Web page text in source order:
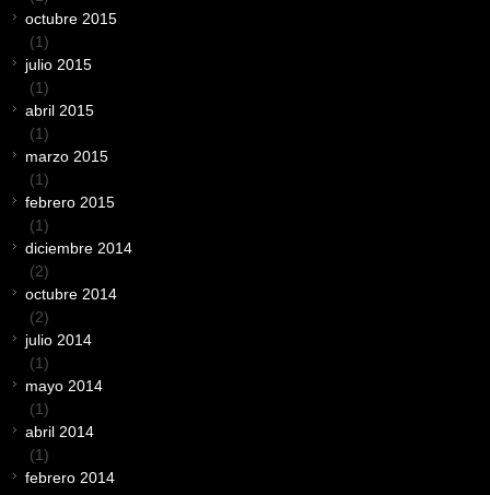
octubre 2015
(1)
julio 2015
(1)
abril 2015
(1)
marzo 2015
(1)
febrero 2015
(1)
diciembre 2014
(2)
octubre 2014
(2)
julio 2014
(1)
mayo 2014
(1)
abril 2014
(1)
febrero 2014